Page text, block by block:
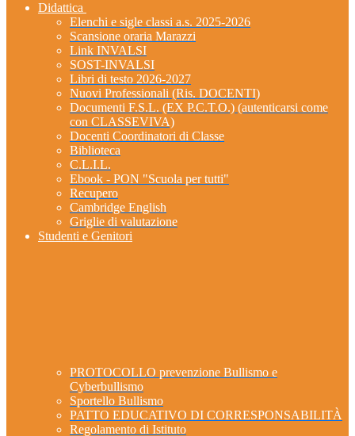
Didattica
Elenchi e sigle classi a.s. 2025-2026
Scansione oraria Marazzi
Link INVALSI
SOST-INVALSI
Libri di testo 2026-2027
Nuovi Professionali (Ris. DOCENTI)
Documenti F.S.L. (EX P.C.T.O.) (autenticarsi come
con CLASSEVIVA)
Docenti Coordinatori di Classe
Biblioteca
C.L.I.L.
Ebook - PON "Scuola per tutti"
Recupero
Cambridge English
Griglie di valutazione
Studenti e Genitori
PROTOCOLLO prevenzione Bullismo e
Cyberbullismo
Sportello Bullismo
PATTO EDUCATIVO DI CORRESPONSABILITÀ
Regolamento di Istituto